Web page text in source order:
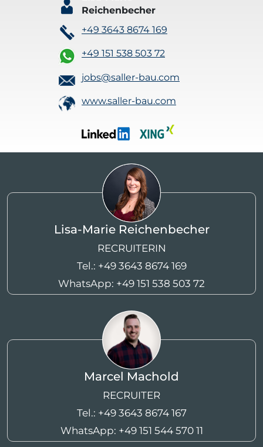
Reichenbecher
+49 3643 8674 169
+49 151 538 503 72
jobs@saller-bau.com
www.saller-bau.com
Lisa-Marie Reichenbecher
RECRUITERIN
Tel.: +49 3643 8674 169
WhatsApp: +49 151 538 503 72
Marcel Machold
RECRUITER
Tel.: +49 3643 8674 167
WhatsApp: +49 151 544 570 11